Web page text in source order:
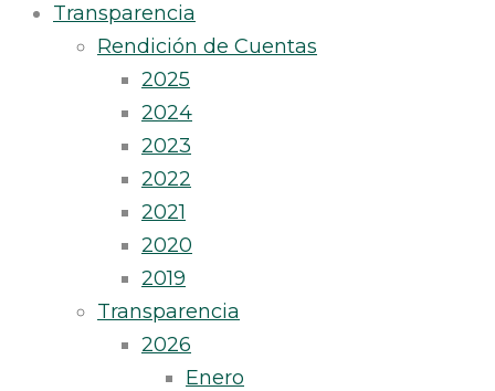
Transparencia
Rendición de Cuentas
2025
2024
2023
2022
2021
2020
2019
Transparencia
2026
Enero